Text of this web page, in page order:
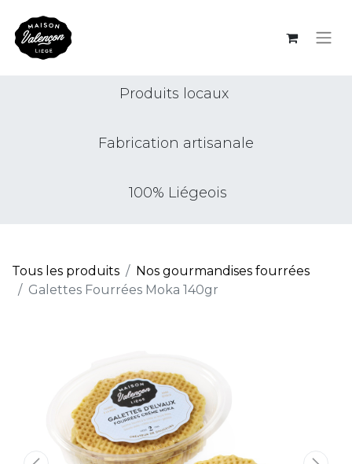
Produits locaux
Fabrication artisanale
100% Liégeois
Tous les produits
Nos gourmandises fourrées
Galettes Fourrées Moka 140gr